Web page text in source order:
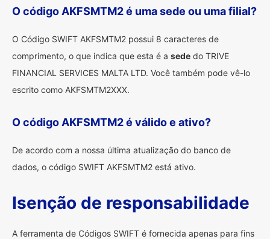
O código AKFSMTM2 é uma sede ou uma filial?
O Código SWIFT AKFSMTM2 possui 8 caracteres de
comprimento, o que indica que esta é a sede do TRIVE
FINANCIAL SERVICES MALTA LTD. Você também pode vê-lo
escrito como AKFSMTM2XXX.
O código AKFSMTM2 é válido e ativo?
De acordo com a nossa última atualização do banco de
dados, o código SWIFT AKFSMTM2 está ativo.
Isenção de responsabilidade
A ferramenta de Códigos SWIFT é fornecida apenas para fins